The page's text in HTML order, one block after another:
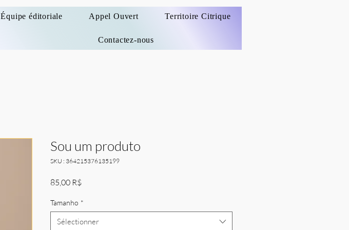
Équipe éditoriale Appel Ouvert Territoire Citrique
Contactez-nous
Sou um produto
SKU : 364215376135199
85,00 R$Prix
Tamanho *
Sélectionner